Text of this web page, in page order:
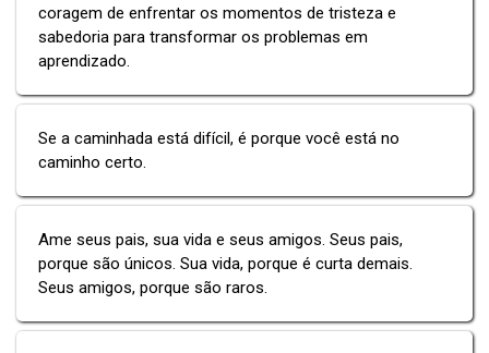
coragem de enfrentar os momentos de tristeza e
sabedoria para transformar os problemas em
aprendizado.
Se a caminhada está difícil, é porque você está no
caminho certo.
Ame seus pais, sua vida e seus amigos. Seus pais,
porque são únicos. Sua vida, porque é curta demais.
Seus amigos, porque são raros.